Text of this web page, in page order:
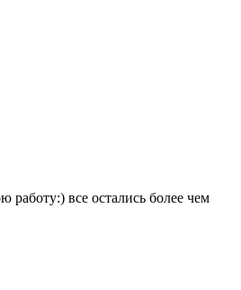
работу:) все остались более чем